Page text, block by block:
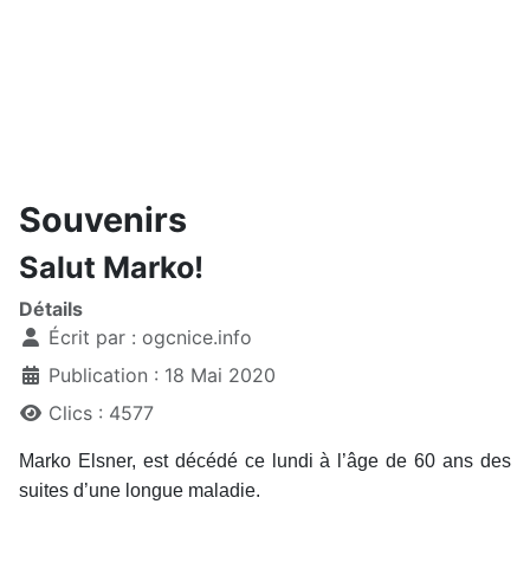
Souvenirs
Salut Marko!
Détails
Écrit par : ogcnice.info
Publication : 18 Mai 2020
Clics : 4577
Marko Elsner, est décédé ce lundi à l’âge de 60 ans des
suites d’une longue maladie.